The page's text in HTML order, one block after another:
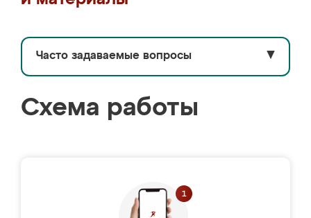
Часто задаваемые вопросы ▼
Схема работы